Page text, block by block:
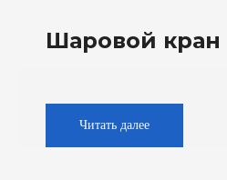
Шаровой кран
Читать далее